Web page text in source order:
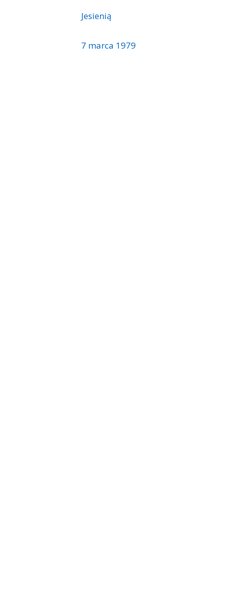
Jesienią
7 marca 1979